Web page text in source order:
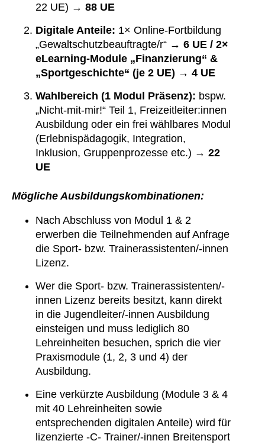
22 UE) → 88 UE
Digitale Anteile: 1× Online-Fortbildung
„Gewaltschutzbeauftragte/r“ → 6 UE / 2×
eLearning-Module „Finanzierung“ &
„Sportgeschichte“ (je 2 UE) → 4 UE
Wahlbereich (1 Modul Präsenz): bspw.
„Nicht-mit-mir!“ Teil 1, Freizeitleiter:innen
Ausbildung oder ein frei wählbares Modul
(Erlebnispädagogik, Integration,
Inklusion, Gruppenprozesse etc.) → 22
UE
Mögliche Ausbildungskombinationen:
Nach Abschluss von Modul 1 & 2
erwerben die Teilnehmenden auf Anfrage
die Sport- bzw. Trainerassistenten/-innen
Lizenz.
Wer die Sport- bzw. Trainerassistenten/-
innen Lizenz bereits besitzt, kann direkt
in die Jugendleiter/-innen Ausbildung
einsteigen und muss lediglich 80
Lehreinheiten besuchen, sprich die vier
Praxismodule (1, 2, 3 und 4) der
Ausbildung.
Eine verkürzte Ausbildung (Module 3 & 4
mit 40 Lehreinheiten sowie
entsprechenden digitalen Anteile) wird für
lizenzierte -C- Trainer/-innen Breitensport